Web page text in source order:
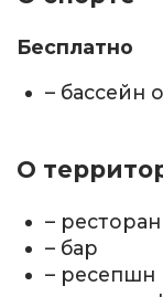
Бесплатно
– бассейн
О
– ресторан
– бар
– ресепшн